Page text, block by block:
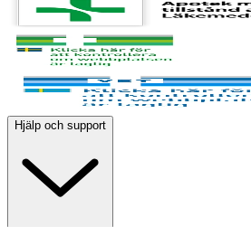
Hjälp och support